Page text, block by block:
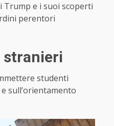
Trump e i suoi scoperti
perentori
stranieri
studenti
sull’orientamento